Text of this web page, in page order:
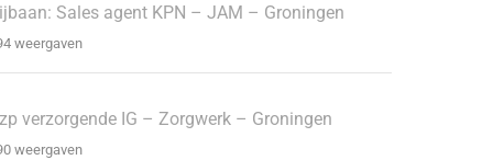
Sales agent KPN – JAM – Groningen
weergaven
verzorgende IG – Zorgwerk – Groningen
weergaven